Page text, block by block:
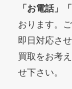
「お電話」
おります。
即日対応さ
買取をお考
せ下さい。